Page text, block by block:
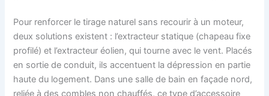
Pour renforcer le tirage naturel sans recourir à un moteur,
deux solutions existent : l’extracteur statique (chapeau fixe
profilé) et l’extracteur éolien, qui tourne avec le vent. Placés
en sortie de conduit, ils accentuent la dépression en partie
haute du logement. Dans une salle de bain en façade nord,
reliée à des combles non chauffés, ce type d’accessoire